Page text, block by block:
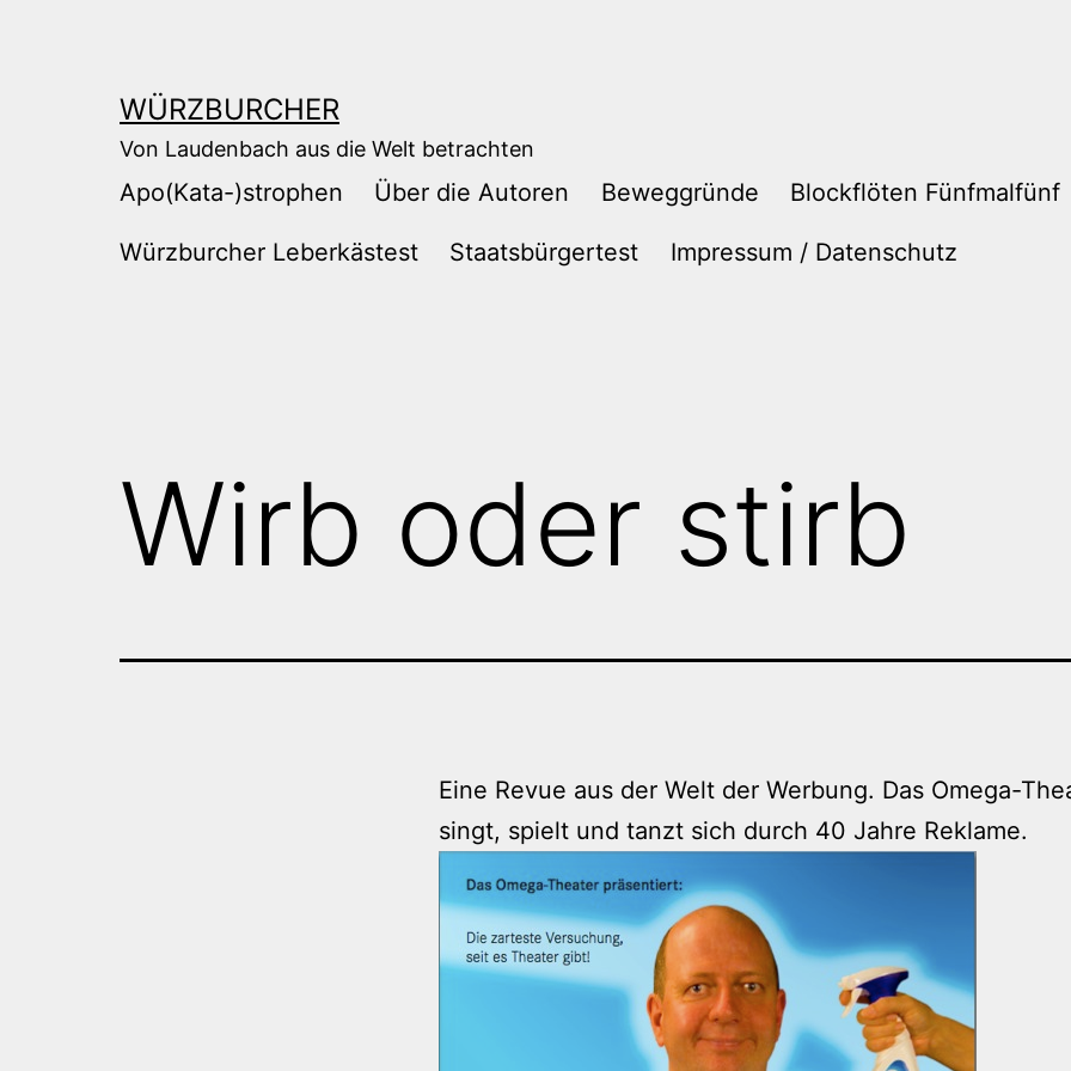
WÜRZBURCHER
Von Laudenbach aus die Welt betrachten
Apo(Kata-)strophen Über die Autoren Beweggründe Blockflöten Fünfmalfünf
Würzburcher Leberkästest Staatsbürgertest Impressum / Datenschutz
Wirb oder stirb
Eine Revue aus der Welt der Werbung. Das Omega-
singt, spielt und tanzt sich durch 40 Jahre Reklame.